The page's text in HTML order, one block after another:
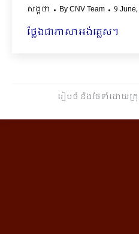
សង្កថា ByCNV Team 9
ថ្លែងជាភាសាអង់គ្លេស។
រៀបចំ និងថែទាំដោយក្រុម